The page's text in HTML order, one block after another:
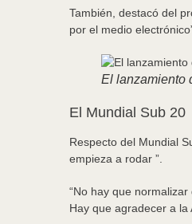
También, destacó del
por el medio
El lanzamiento
El Mundial Sub 20
Respecto del Mundial
empieza a rodar ”.
“No hay que
Hay que agradecer a la